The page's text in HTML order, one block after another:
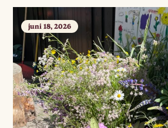
juni 18, 2026